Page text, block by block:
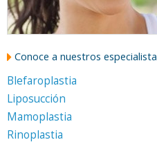
Conoce a nuestros
Blefaroplastia
Liposucción
Mamoplastia
Rinoplastia